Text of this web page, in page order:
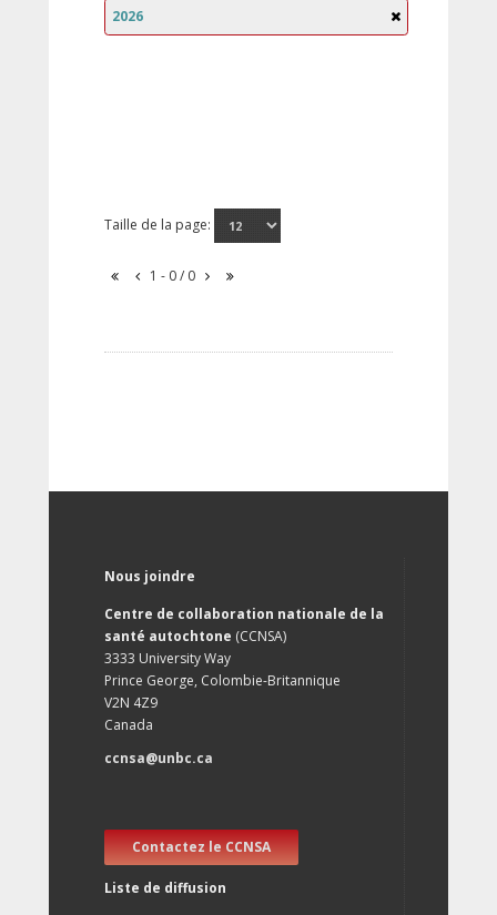
2026
Taille de la page:
1 - 0 / 0
Nous joindre
Centre de collaboration nationale de la
santé autochtone (CCNSA)
3333 University Way
Prince George, Colombie-Britannique
V2N 4Z9
Canada
ccnsa@unbc.ca
Contactez le CCNSA
Liste de diffusion